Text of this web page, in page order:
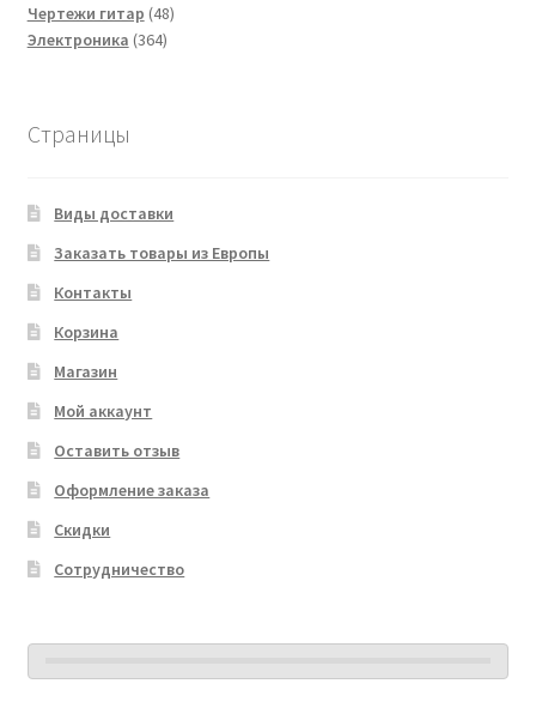
товаров
Чертежи гитар 4848
Электроника 364364
Страницы
Виды доставки
Заказать товары из Европы
Контакты
Корзина
Магазин
Мой аккаунт
Оставить отзыв
Оформление заказа
Скидки
Сотрудничество